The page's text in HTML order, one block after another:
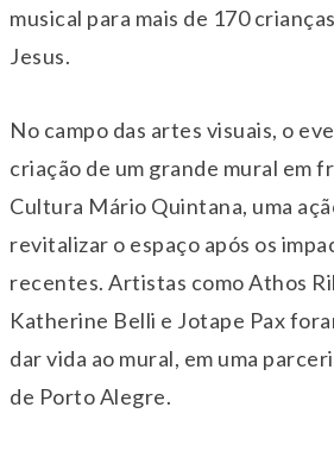
musical para mais de 170
Jesus.
No campo das artes visuais, o
criação de um grande mural em
Cultura Mário Quintana, uma
revitalizar o espaço após os
recentes. Artistas como Athos
Katherine Belli e Jotape Pax
dar vida ao mural, em uma
de Porto Alegre.